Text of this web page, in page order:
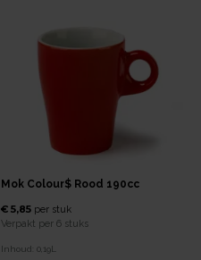
Mok Colour$ Rood 190cc
€ 5,85 per stuk
Verpakt per 6 stuks
Inhoud: 0,19L